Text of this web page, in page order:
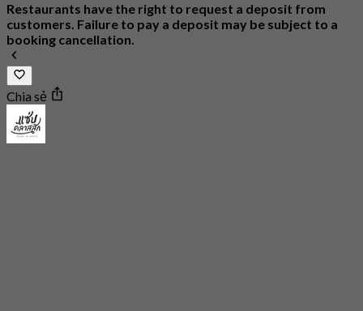
Restaurants have the right to request a deposit from
customers. Failure to pay a deposit may be subject to a
booking cancellation.
Chia sẻ